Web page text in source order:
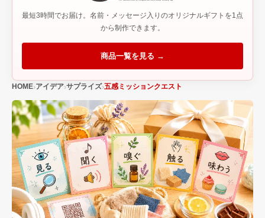
HOME アイデア サプライズ 五感ミッションクエスト
最短3時間でお届け。名前・メッセージ入りのオリジナルギフトを1点
から制作できます。
商品一覧を見る →